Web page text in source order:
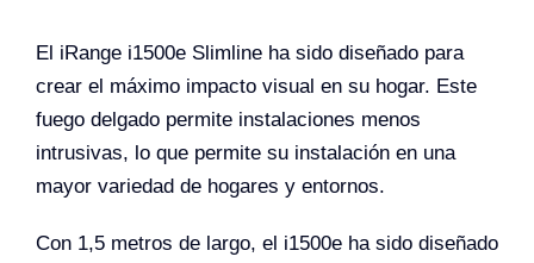
El iRange i1500e Slimline ha sido diseñado para
crear el máximo impacto visual en su hogar. Este
fuego delgado permite instalaciones menos
intrusivas, lo que permite su instalación en una
mayor variedad de hogares y entornos.
Con 1,5 metros de largo, el i1500e ha sido diseñado